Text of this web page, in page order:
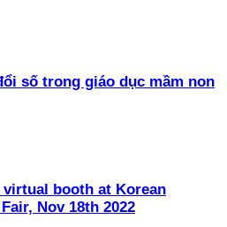
số trong giáo dục mầm non
booth at Korean
Nov 18th 2022